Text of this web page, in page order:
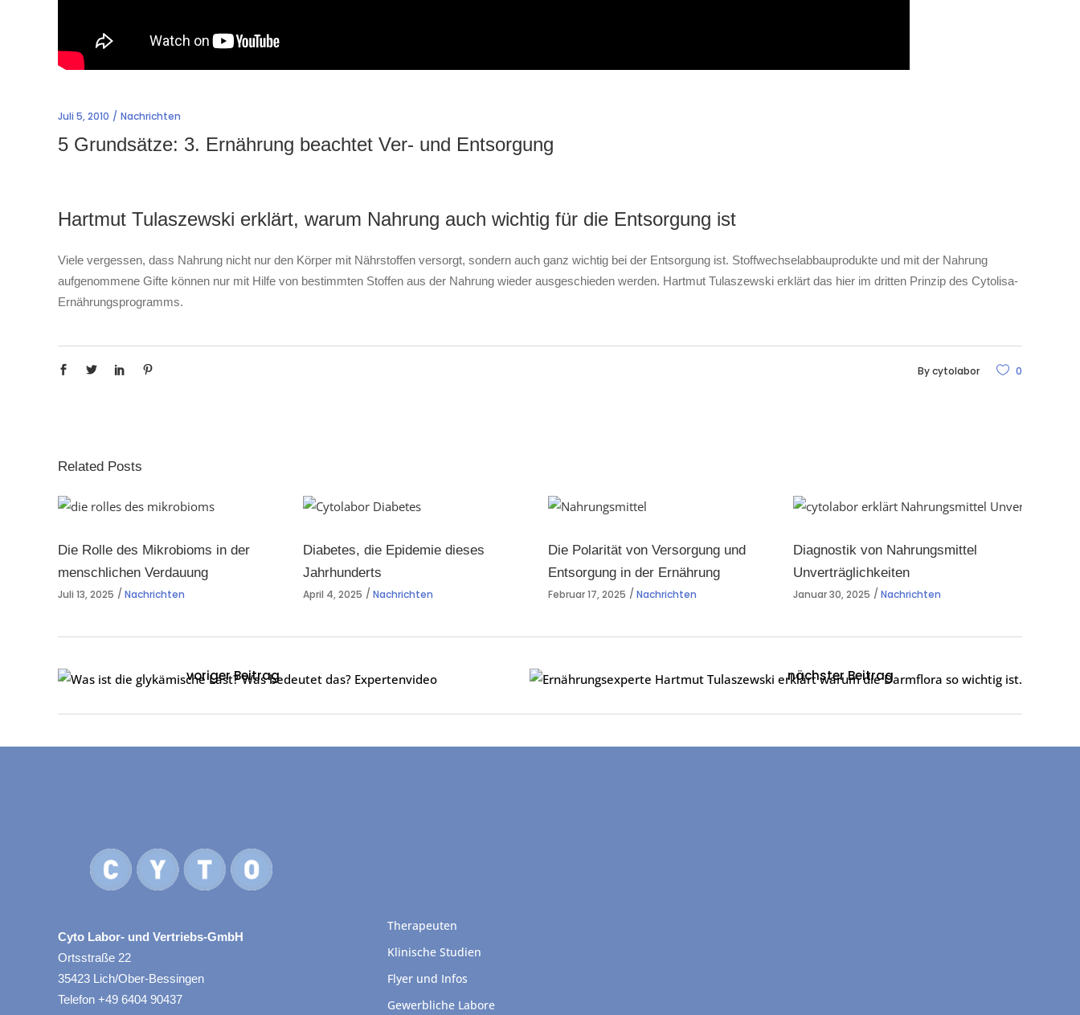
Juli 5, 2010 Nachrichten
5 Grundsätze: 3. Ernährung beachtet Ver- und Entsorgung
Hartmut Tulaszewski erklärt, warum Nahrung auch wichtig für die Entsorgung ist
Viele vergessen, dass Nahrung nicht nur den Körper mit Nährstoffen versorgt, sondern auch ganz wichtig bei der Entsorgung ist. Stoffwechselabbauprodukte und mit der Nahrung
aufgenommene Gifte können nur mit Hilfe von bestimmten Stoffen aus der Nahrung wieder ausgeschieden werden. Hartmut Tulaszewski erklärt das hier im dritten Prinzip des Cytolisa-
Ernährungsprogramms.
Bycytolabor 0
Related Posts
Die Rolle des Mikrobioms in der
menschlichen Verdauung
Juli 13, 2025 Nachrichten
Diabetes, die Epidemie dieses
Jahrhunderts
April 4, 2025 Nachrichten
Die Polarität von Versorgung und
Entsorgung in der Ernährung
Februar 17, 2025 Nachrichten
Diagnostik von Nahrungsmittel
Unverträglichkeiten
Januar 30, 2025 Nachrichten
voriger Beitrag nächster Beitrag
Cyto Labor- und Vertriebs-GmbH
Ortsstraße 22
35423 Lich/Ober-Bessingen
Telefon +49 6404 90437
Therapeuten
Klinische Studien
Flyer und Infos
Gewerbliche Labore